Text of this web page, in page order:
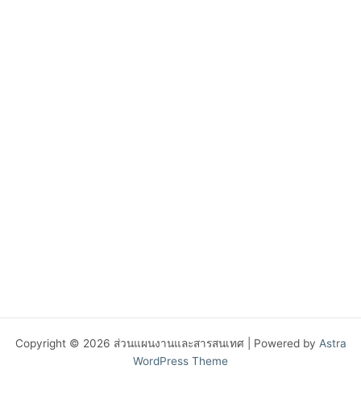
Copyright © 2026 ส่วนแผนงานและสารสนเทศ | Powered by Astra
WordPress Theme